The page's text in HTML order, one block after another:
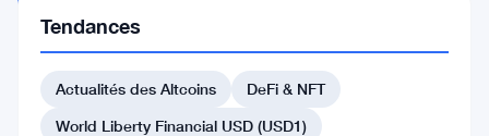
DES
ALTCOINS
Prévision
Tendances
Actualités des Altcoins
DeFi & NFT
World Liberty Financial USD (USD1)